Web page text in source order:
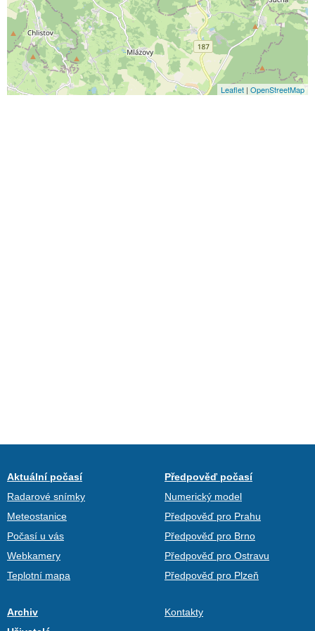
Leaflet | OpenStreetMap
Aktuální počasí
Radarové snímky
Meteostanice
Počasí u vás
Webkamery
Teplotní mapa
Předpověď počasí
Numerický model
Předpověď pro Prahu
Předpověď pro Brno
Předpověď pro Ostravu
Předpověď pro Plzeň
Archiv
Kontakty